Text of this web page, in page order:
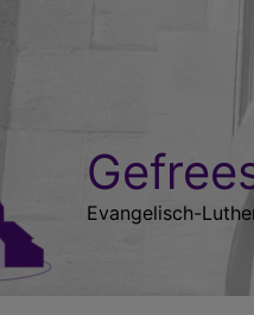
Evangelisch-